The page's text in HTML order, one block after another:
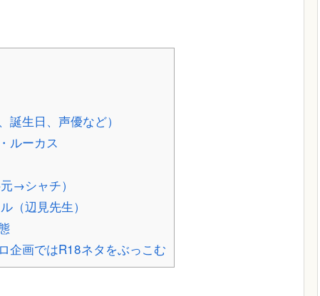
生日、声優など）
ルーカス
→シャチ）
（辺見先生）
企画ではR18ネタをぶっこむ